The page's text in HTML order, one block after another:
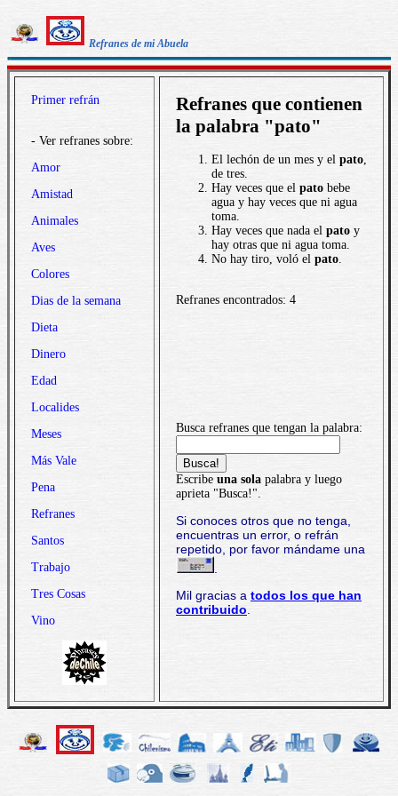
Refranes de mi Abuela
Primer refrán
- Ver refranes sobre:
Amor
Amistad
Animales
Aves
Colores
Dias de la semana
Dieta
Dinero
Edad
Localides
Meses
Más Vale
Pena
Refranes
Santos
Trabajo
Tres Cosas
Vino
Refranes que contienen
la palabra "pato"
El lechón de un mes y el pato,
de tres.
Hay veces que el pato bebe
agua y hay veces que ni agua
toma.
Hay veces que nada el pato y
hay otras que ni agua toma.
No hay tiro, voló el pato.
Refranes encontrados: 4
Busca refranes que tengan la palabra:
Escribe una sola palabra y luego
aprieta "Busca!".
Si conoces otros que no tenga,
encuentras un error, o refrán
repetido, por favor mándame una
.
Mil gracias a todos los que han
contribuido.